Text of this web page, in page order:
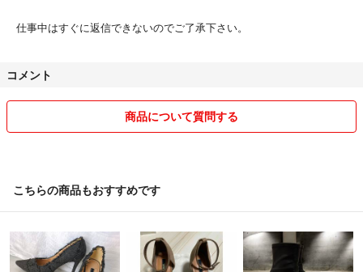
仕事中はすぐに返信できないのでご了承下さい。
コメント
商品について質問する
こちらの商品もおすすめです